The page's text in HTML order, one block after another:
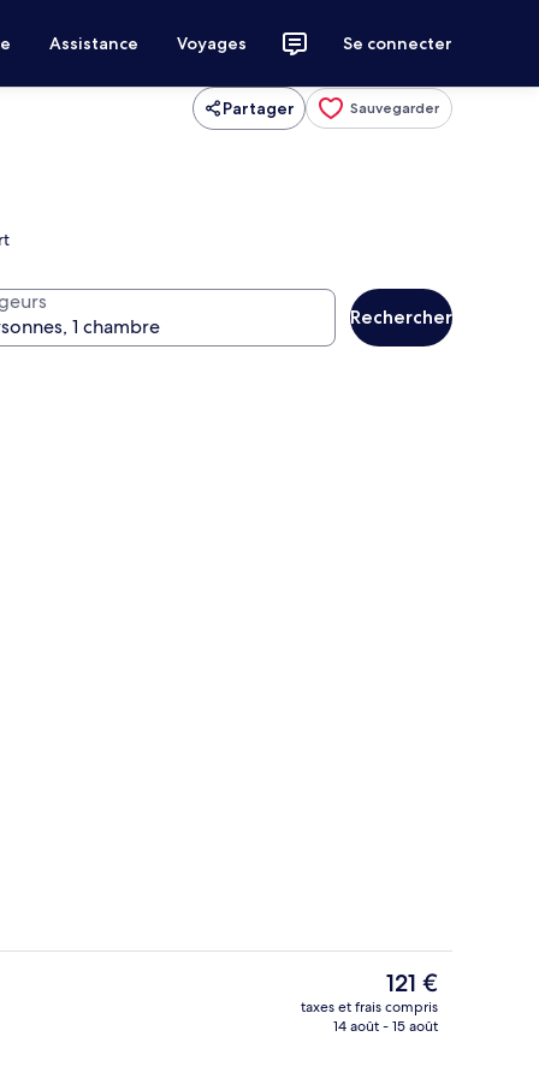
Assistance Voyages Se connecter
Partager Sauvegarder
Rechercher
Le
prix
actuel
121 €
taxes et frais compris
14 août - 15 août